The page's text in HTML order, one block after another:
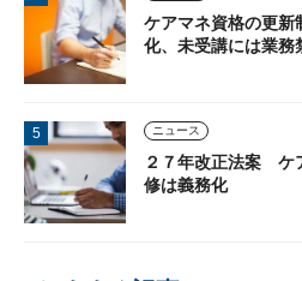
ケアマネ資格の更
化、未受講には業務
ニュース
２７年改正法案 ケ
修は義務化